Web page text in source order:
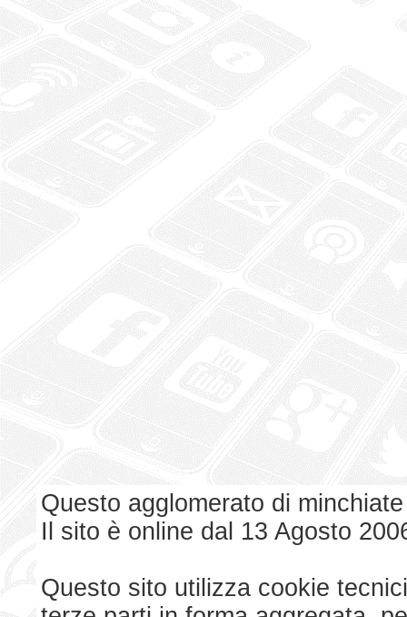
Questo agglomerato di
Il sito è online dal 13 Agosto
Questo sito utilizza cookie